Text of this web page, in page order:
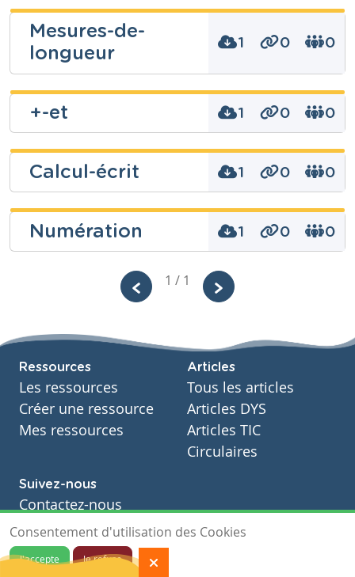
Mesures-de-
longueur
1 0 0
Niveau
Fondamental
Cours
Mathématiques
Année
Primaire – Sixième année
Tags
+-et 1 0 0
Niveau
Fondamental
Cours
Mathématiques
Année
Calcul-écrit 1 0 0
Niveau
Tags
Numération 1 0 0
Cours
Année
Primaire – Sixième année
Tags
1 / 1
Ressources
Les ressources
Créer une ressource
Mes ressources
Articles
Tous les articles
Articles DYS
Articles TIC
Circulaires
Suivez-nous
Contactez-nous
Soutien scolaire
Notre page Facebook
Consentement d'utilisation des Cookies
J'accepte
Je refuse